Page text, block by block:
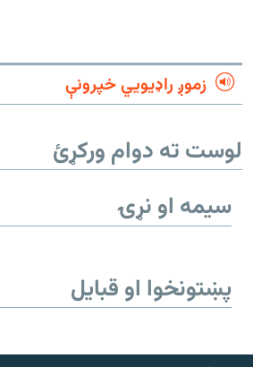
زموږ راډیويي خپرونې
لوست ته دوام ورکړئ
سیمه او نړۍ
پښتونخوا او قبایل